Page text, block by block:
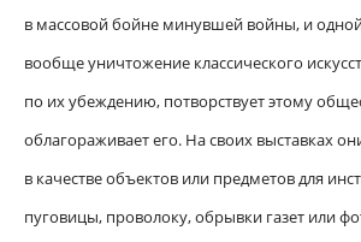
в массовой бойне минувшей войны, и
вообще уничтожение классического
по их убеждению, потворствует этому
облагораживает его. На своих выставках
в качестве объектов или предметов для
пуговицы, проволоку, обрывки газет или